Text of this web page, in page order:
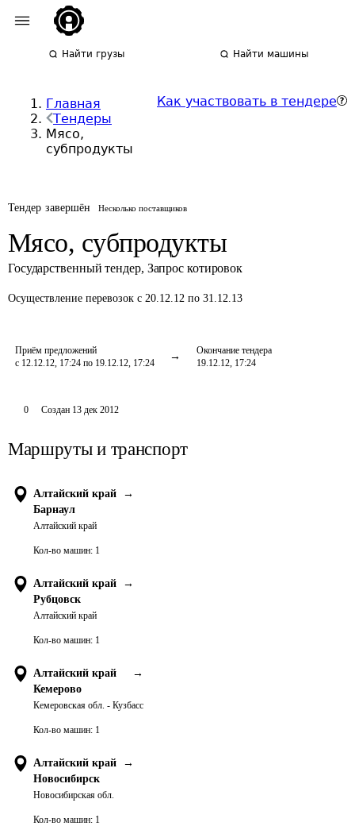
Найти грузы Найти машины
Главная
Тендеры
Мясо,
субпродукты
Как участвовать в тендере
Тендер завершён Несколько поставщиков
Мясо, субпродукты
Государственный тендер, Запрос котировок
Осуществление перевозок с 20.12.12 по 31.12.13
Приём предложений
с 12.12.12, 17:24 по 19.12.12, 17:24
Окончание тендера
19.12.12, 17:24
0 Создан 13 дек 2012
Маршруты и транспорт
Алтайский край
→
Барнаул
Алтайский край
Кол-во машин: 1
Алтайский край
→
Рубцовск
Алтайский край
Кол-во машин: 1
Алтайский край
→
Кемерово
Кемеровская обл. - Кузбасс
Кол-во машин: 1
Алтайский край
→
Новосибирск
Новосибирская обл.
Кол-во машин: 1